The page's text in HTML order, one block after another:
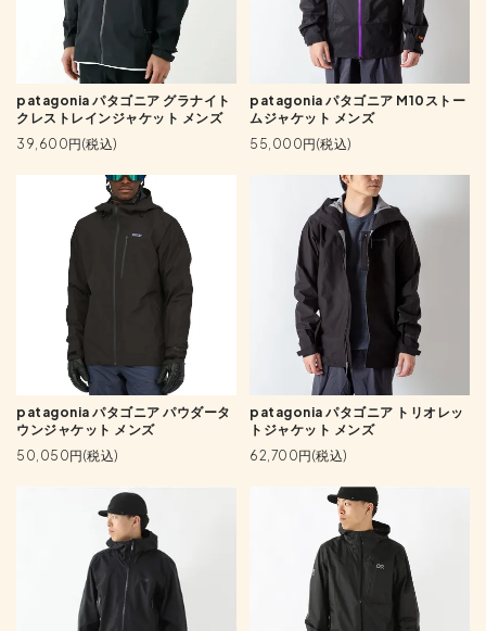
patagonia パタゴニア グラナイト
クレストレインジャケット メンズ
39,600円(税込)
patagonia パタゴニア M10ストー
ムジャケット メンズ
55,000円(税込)
patagonia パタゴニア パウダータ
ウンジャケット メンズ
50,050円(税込)
patagonia パタゴニア トリオレッ
トジャケット メンズ
62,700円(税込)